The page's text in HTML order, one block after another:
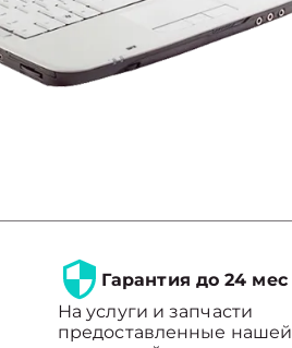
Гарантия до 24 мес
На услуги и запчасти
предоставленные нашей